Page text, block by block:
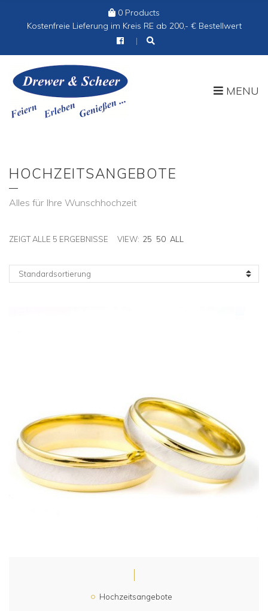
Cart:
0 Products
Kostenfreie Lieferung im Kreis RE ab 200,- € Bestellwert
MENU
HOCHZEITSANGEBOTE
Alles für Ihre Wunschhochzeit
ZEIGT ALLE 5 ERGEBNISSE VIEW: 25 50 ALL
Hochzeitsangebote